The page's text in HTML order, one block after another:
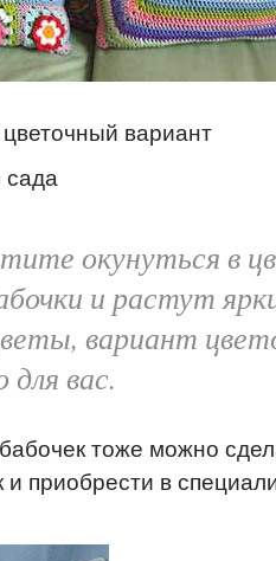
вариант
сада
окунуться в
и растут
вариант
для вас.
тоже можно
и приобрести в